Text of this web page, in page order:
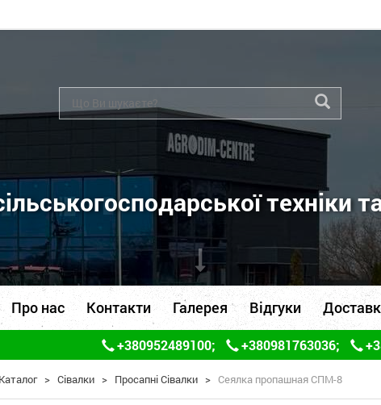
техніки
Про нас Контакти Галерея Відгуки
+380952489100; +380981763036;
Каталог > Сівалки > Просапні Сівалки > Сеялка пропашная СПМ-8